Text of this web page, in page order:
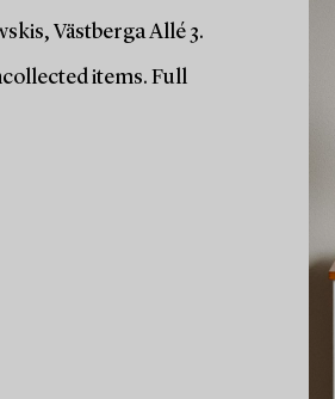
Västberga Allé 3.
items. Full